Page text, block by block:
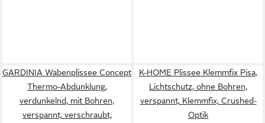
GARDINIA Wabenplissee Concept
Thermo-Abdunklung,
verdunkelnd, mit Bohren,
verspannt, verschraubt,
K-HOME Plissee Klemmfix Pisa,
Lichtschutz, ohne Bohren,
verspannt, Klemmfix, Crushed-
Optik